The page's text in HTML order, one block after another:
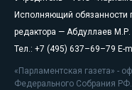
Исполняющий обязанности
редактора — Абдуллаев М.Р.
Тел.: +7 (495) 637–69–79 E-
«Парламентская газета» -
Федерального Собрания